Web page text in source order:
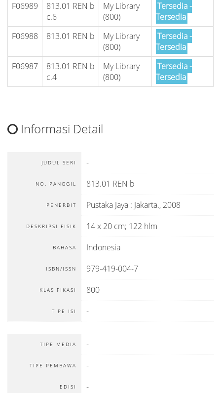
F06989
813.01 REN b
c.6
My Library
(800)
Tersedia -
Tersedia
F06988
813.01 REN b
My Library
(800)
Tersedia -
Tersedia
F06987
813.01 REN b
c.4
My Library
(800)
Tersedia -
Tersedia
Informasi Detail
JUDUL SERI -
NO. PANGGIL 813.01 REN b
PENERBIT Pustaka Jaya : Jakarta., 2008
DESKRIPSI FISIK 14 x 20 cm; 122 hlm
BAHASA Indonesia
ISBN/ISSN 979-419-004-7
KLASIFIKASI 800
TIPE ISI -
TIPE MEDIA -
TIPE PEMBAWA -
EDISI -